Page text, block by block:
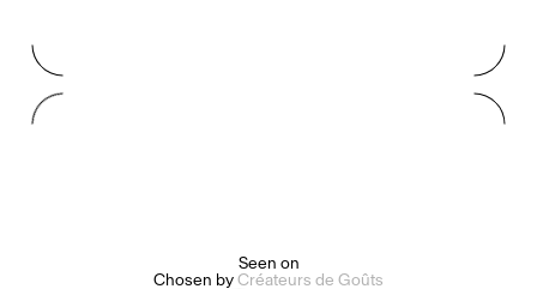
Seen on
Chosen byCréateurs de Goûts